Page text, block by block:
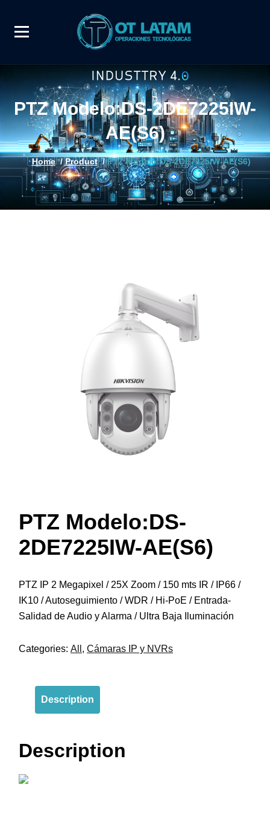
PTZ Modelo:DS-2DE7225IW-
AE(S6)
Home/Product/PTZ Modelo:DS-2DE7225IW-AE(S6)
PTZ Modelo:DS-
2DE7225IW-AE(S6)
PTZ IP 2 Megapixel / 25X Zoom / 150 mts IR / IP66 /
IK10 / Autoseguimiento / WDR / Hi-PoE / Entrada-
Salidad de Audio y Alarma / Ultra Baja Iluminación
Categories: All , Cámaras IP y NVRs
Description
Description